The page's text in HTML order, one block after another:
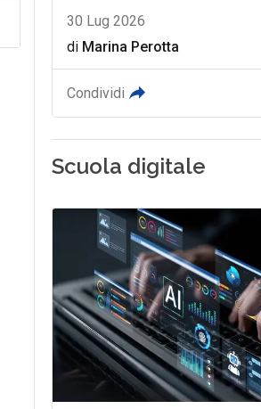
30 Lug 2026
di Marina Perotta
Condividi
Scuola digitale